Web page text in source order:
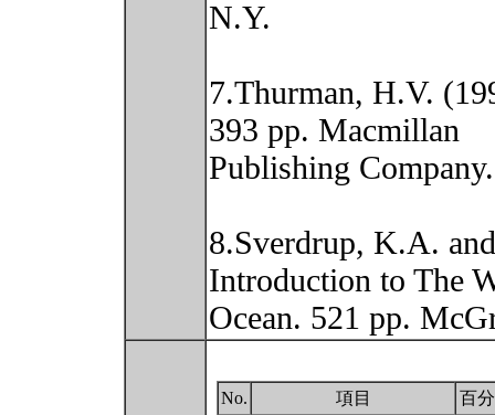
N.Y.
7.Thurman, H.V.
393 pp. Macmillan
Publishing
8.Sverdrup, K.A.
Introduction to The
Ocean. 521 pp.
No. 項目
百